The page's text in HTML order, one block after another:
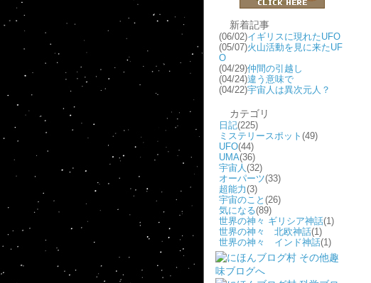
新着記事
(06/02)イギリスに現れたUFO
(05/07)火山活動を見に来たUF
O
(04/29)仲間の引越し
(04/24)違う意味で
(04/22)宇宙人は異次元人？
カテゴリ
日記(225)
ミステリースポット (49)
UFO(44)
UMA(36)
宇宙人(32)
オーパーツ(33)
超能力(3)
宇宙のこと (26)
気になる(89)
世界の神々 ギリシア神話(1)
世界の神々 北欧神話(1)
世界の神々 インド神話(1)